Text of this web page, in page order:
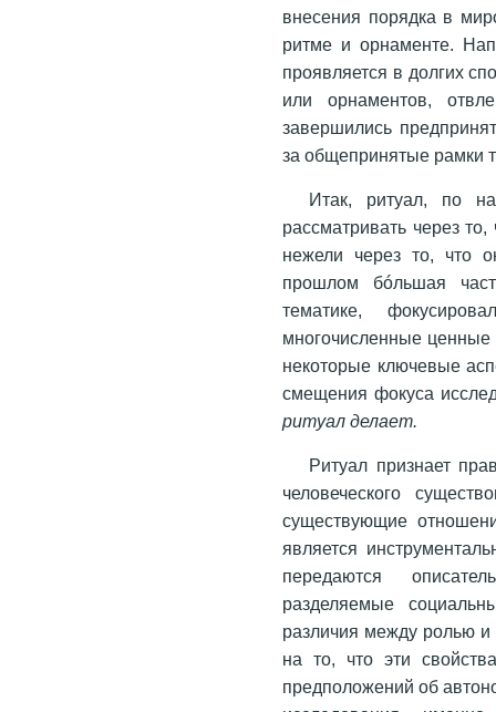
внесения порядка в
ритме и орнаменте.
проявляется в долгих
или орнаментов,
завершились
за общепринятые рамки
Итак, ритуал, по
рассматривать через
нежели через то, что
прошлом бóльшая
тематике,
многочисленные ценные
некоторые ключевые
смещения фокуса
ритуал делает.
Ритуал признает
человеческого
существующие
является
передаются
разделяемые
различия между ролью и
на то, что эти
предположений об